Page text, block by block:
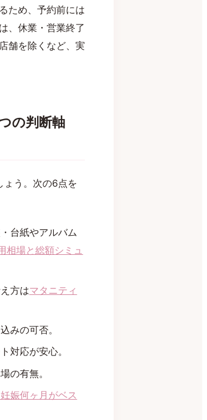
ため、予約前には
、休業・営業終了
舗を除くなど、実
の判断軸
ょう。次の6点を
台紙やアルバム
相場と総額シミュ
方はマタニティ
みの可否。
対応が安心。
の有無。
娠何ヶ月がベス